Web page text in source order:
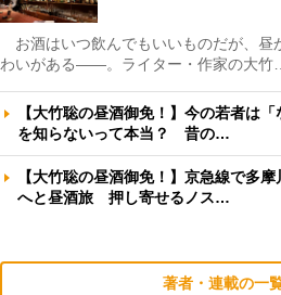
お酒はいつ飲んでもいいものだが、昼
わいがある――。ライター・作家の大竹…
【大竹聡の昼酒御免！】今の若者は
を知らないって本当？ 昔の…
【大竹聡の昼酒御免！】京急線で多
へと昼酒旅 押し寄せるノス…
著者・連載の一